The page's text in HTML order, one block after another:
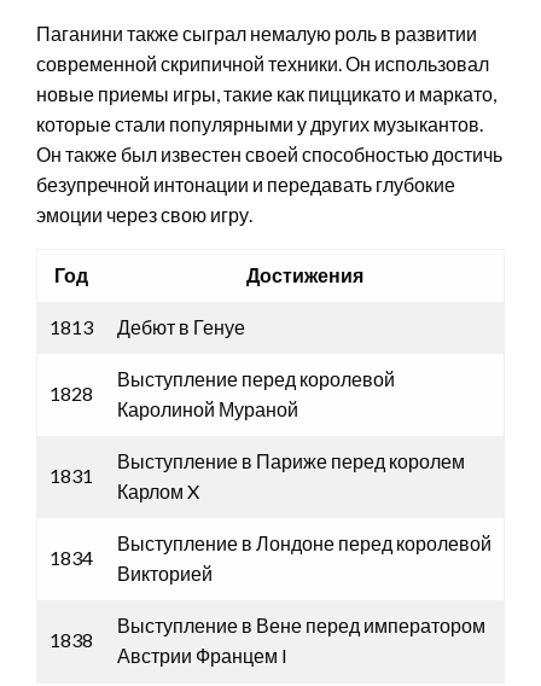
Паганини также сыграл немалую роль в развитии
современной скрипичной техники. Он использовал
новые приемы игры, такие как пиццикато и маркато,
которые стали популярными у других музыкантов.
Он также был известен своей способностью достичь
безупречной интонации и передавать глубокие
эмоции через свою игру.
Год Достижения
1813 Дебют в Генуе
1828
Выступление перед королевой
Каролиной Мураной
1831
Выступление в Париже перед королем
Карлом X
1834
Выступление в Лондоне перед королевой
Викторией
1838
Выступление в Вене перед императором
Австрии Францем I